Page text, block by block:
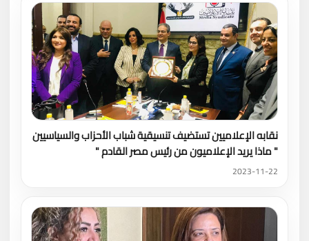
نقابه الإعلاميين تستضيف تنسيقية شباب الأحزاب والسياسيين
" ماذا يريد الإعلاميون من رئيس مصر القادم "
2023-11-22